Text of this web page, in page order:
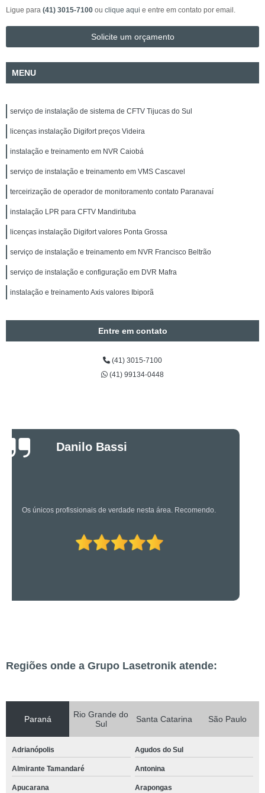
Ligue para (41) 3015-7100 ou clique aqui e entre em contato por email.
Solicite um orçamento
MENU
serviço de instalação de sistema de CFTV Tijucas do Sul
licenças instalação Digifort preços Videira
instalação e treinamento em NVR Caiobá
serviço de instalação e treinamento em VMS Cascavel
terceirização de operador de monitoramento contato Paranavaí
instalação LPR para CFTV Mandirituba
licenças instalação Digifort valores Ponta Grossa
serviço de instalação e treinamento em NVR Francisco Beltrão
serviço de instalação e configuração em DVR Mafra
instalação e treinamento Axis valores Ibiporã
Entre em contato
(41) 3015-7100
(41) 99134-0448
Luciano Rueda
Oliveira
Os caras são bons mesmo! Profissionais de primeira!
Regiões onde a Grupo Lasetronik atende:
Paraná
Rio Grande do
Sul
Santa Catarina São Paulo
Adrianópolis Agudos do Sul
Almirante Tamandaré Antonina
Apucarana Arapongas